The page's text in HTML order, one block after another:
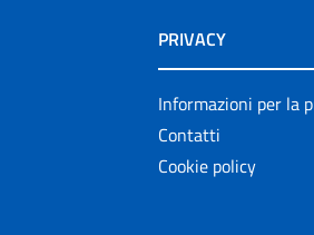
PRIVACY
Informazioni per la
Contatti
Cookie policy